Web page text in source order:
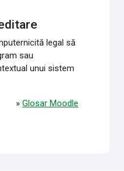
legal să
sau
unui sistem
» Glosar Moodle